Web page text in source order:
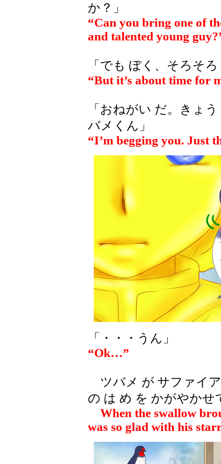
か？」
“Can you bring one of
and talented young
「でも ぼく、そろそ
“But it’s about time for
「おねがい だ。きょ
バメくん」
“I’m begging you. Just
「・・・うん」
“Ok…”
ツバメ が サファイ
の は め を かがやか
When the swallow
was so glad with his